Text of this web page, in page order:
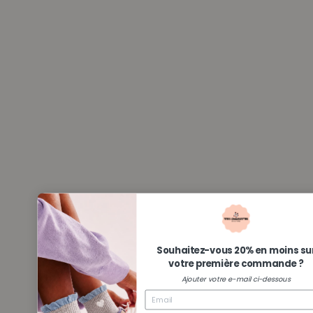
Ajouter votre e-mail ci-dessous
VOIR MON CODE